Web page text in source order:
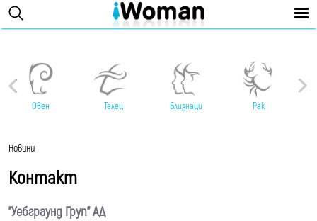
Овен Телец Близнаци Рак
Новини
Контакт
"Уебграунд Груп" АД